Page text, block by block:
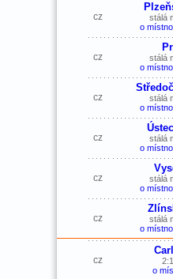
cz
stálá
o
cz
stálá
o
cz
stálá
o
cz
stálá
o
cz
stálá
o
cz
stálá
o
cz
o